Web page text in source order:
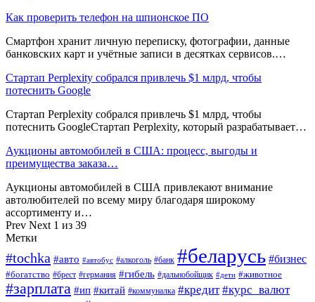
Как проверить телефон на шпионское ПО
Смартфон хранит личную переписку, фотографии, данные
банковских карт и учётные записи в десятках сервисов.…
Стартап Perplexity собрался привлечь $1 млрд, чтобы
потеснить Google
Стартап Perplexity собрался привлечь $1 млрд, чтобы
потеснить GoogleСтартап Perplexity, который разрабатывает…
Аукционы автомобилей в США: процесс, выгоды и
преимущества заказа…
Аукционы автомобилей в США привлекают внимание
автолюбителей по всему миру благодаря широкому
ассортименту и…
Prev Next 1 из 39
Метки
#tochka #авто #автобус #алкоголь #банк #беларусь #бизнес
#богатство #брест #германия #гибель #дальнобойщик #дети #животное
#зарплата #ип #китай #коммуналка #кредит #курс_валют